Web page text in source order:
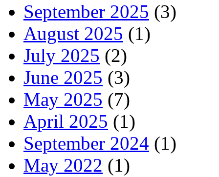
September 2025 (3)
August 2025 (1)
July 2025 (2)
June 2025 (3)
May 2025 (7)
April 2025 (1)
September 2024 (1)
May 2022 (1)